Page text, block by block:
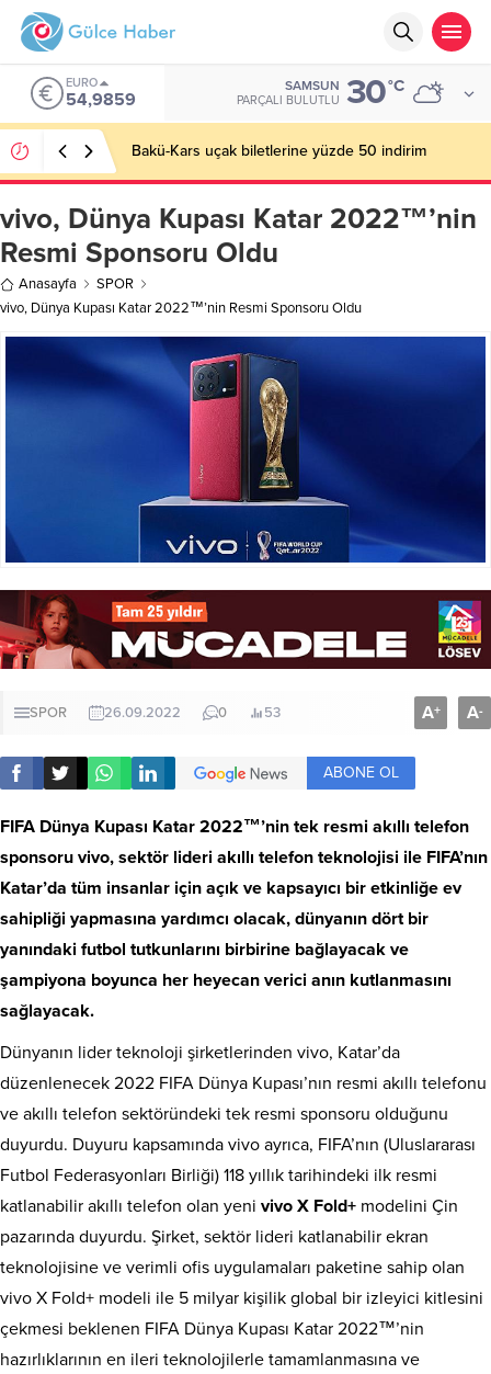
EURO
54,9859
SAMSUN
PARÇALI BULUTLU 30°C
Bakü-Kars uçak biletlerine yüzde 50 indirim
vivo, Dünya Kupası Katar 2022™’nin
Resmi Sponsoru Oldu
Anasayfa
SPOR
vivo, Dünya Kupası Katar 2022™’nin Resmi Sponsoru Oldu
SPOR 26.09.2022 0 53 A+ A-
ABONE OL
FIFA Dünya Kupası Katar 2022™’nin tek resmi akıllı telefon
sponsoru vivo, sektör lideri akıllı telefon teknolojisi ile FIFA’nın
Katar’da tüm insanlar için açık ve kapsayıcı bir etkinliğe ev
sahipliği yapmasına yardımcı olacak, dünyanın dört bir
yanındaki futbol tutkunlarını birbirine bağlayacak ve
şampiyona boyunca her heyecan verici anın kutlanmasını
sağlayacak.
Dünyanın lider teknoloji şirketlerinden vivo, Katar’da
düzenlenecek 2022 FIFA Dünya Kupası’nın resmi akıllı telefonu
ve akıllı telefon sektöründeki tek resmi sponsoru olduğunu
duyurdu. Duyuru kapsamında vivo ayrıca, FIFA’nın (Uluslararası
Futbol Federasyonları Birliği) 118 yıllık tarihindeki ilk resmi
katlanabilir akıllı telefon olan yeni vivo X Fold+ modelini Çin
pazarında duyurdu. Şirket, sektör lideri katlanabilir ekran
teknolojisine ve verimli ofis uygulamaları paketine sahip olan
vivo X Fold+ modeli ile 5 milyar kişilik global bir izleyici kitlesini
çekmesi beklenen FIFA Dünya Kupası Katar 2022™’nin
hazırlıklarının en ileri teknolojilerle tamamlanmasına ve